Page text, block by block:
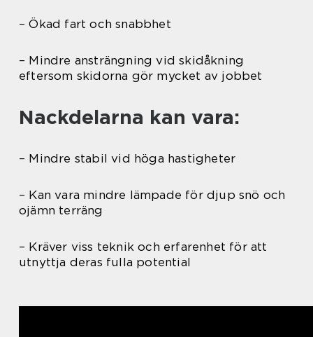
– Ökad fart och snabbhet
– Mindre ansträngning vid skidåkning
eftersom skidorna gör mycket av jobbet
Nackdelarna kan vara:
– Mindre stabil vid höga hastigheter
– Kan vara mindre lämpade för djup snö och
ojämn terräng
– Kräver viss teknik och erfarenhet för att
utnyttja deras fulla potential